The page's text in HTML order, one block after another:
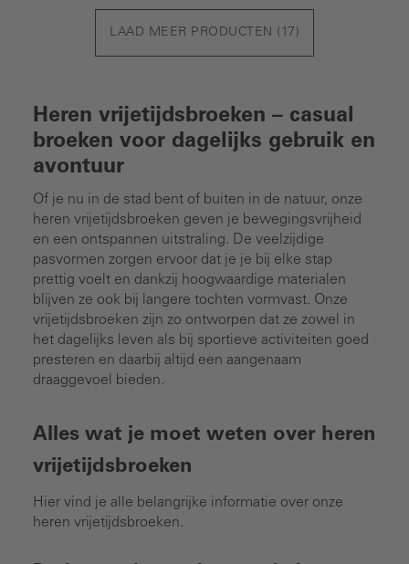
LAAD MEER PRODUCTEN ( 17 )
Heren vrijetijdsbroeken – casual
broeken voor dagelijks gebruik en
avontuur
Of je nu in de stad bent of buiten in de natuur, onze
heren vrijetijdsbroeken geven je bewegingsvrijheid
en een ontspannen uitstraling. De veelzijdige
pasvormen zorgen ervoor dat je je bij elke stap
prettig voelt en dankzij hoogwaardige materialen
blijven ze ook bij langere tochten vormvast. Onze
vrijetijdsbroeken zijn zo ontworpen dat ze zowel in
het dagelijks leven als bij sportieve activiteiten goed
presteren en daarbij altijd een aangenaam
draaggevoel bieden.
Alles wat je moet weten over heren
vrijetijdsbroeken
Hier vind je alle belangrijke informatie over onze
heren vrijetijdsbroeken.